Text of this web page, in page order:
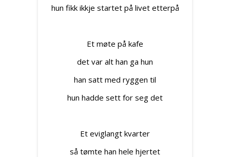
hun fikk ikkje startet på livet etterpå
Et møte på kafe
det var alt han ga hun
han satt med ryggen til
hun hadde sett for seg det
Et eviglangt kvarter
så tømte han hele hjertet